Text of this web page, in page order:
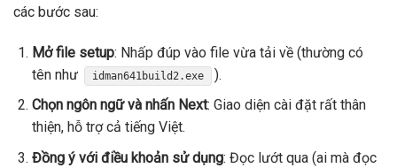
các bước sau:
Mở file setup: Nhấp đúp vào file vừa tải về (thường có
tên như
idman641build2.exe
).
Chọn ngôn ngữ và nhấn Next: Giao diện cài đặt rất thân
thiện, hỗ trợ cả tiếng Việt.
Đồng ý với điều khoản sử dụng: Đọc lướt qua (ai mà đọc